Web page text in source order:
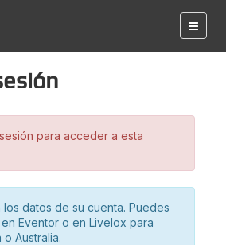
para acceder a esta
datos de su cuenta. Puedes
Eventor o en Livelox para
Australia.